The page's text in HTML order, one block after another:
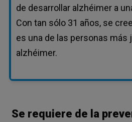
de desarrollar alzhéimer a
Con tan sólo 31 años, se
es una de las personas más
alzhéimer.
Se requiere de la